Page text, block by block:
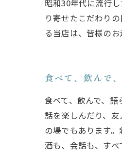
昭和30年代に流行
り寄せたこだわり
る当店は、皆様のお
食べて、飲んで
食べて、飲んで、
話を楽しんだり、
の場でもあります
酒も、会話も、す